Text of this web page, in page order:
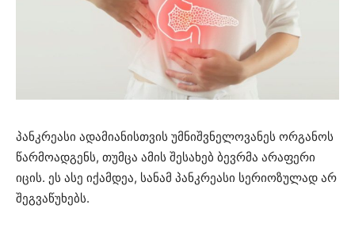
პანკრეასი ადამიანისთვის უმნიშვნელოვანეს ორგანოს
წარმოადგენს, თუმცა ამის შესახებ ბევრმა არაფერი
იცის. ეს ასე იქამდეა, სანამ პანკრეასი სერიოზულად არ
შეგვაწუხებს.